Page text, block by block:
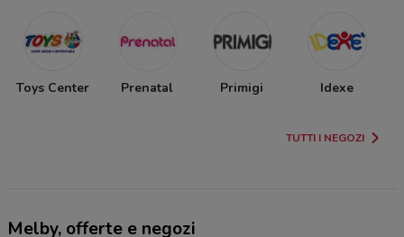
Toys Center Prenatal Primigi Idexe
TUTTI I NEGOZI
Melby, offerte e negozi